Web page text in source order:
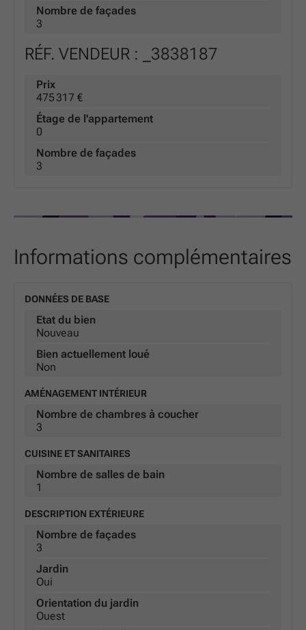
Nombre de façades
3
RÉF. VENDEUR : _3838187
Prix
475 317 €
Étage de l'appartement
0
Nombre de façades
3
Informations complémentaires
DONNÉES DE BASE
Etat du bien
Nouveau
Bien actuellement loué
Non
AMÉNAGEMENT INTÉRIEUR
Nombre de chambres à coucher
3
CUISINE ET SANITAIRES
Nombre de salles de bain
1
DESCRIPTION EXTÉRIEURE
Nombre de façades
3
Jardin
Oui
Orientation du jardin
Ouest